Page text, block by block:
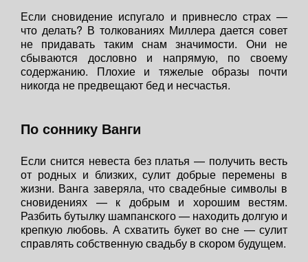
Если сновидение испугало и привнесло страх —
что делать? В толкованиях Миллера дается совет
не придавать таким снам значимости. Они не
сбываются дословно и напрямую, по своему
содержанию. Плохие и тяжелые образы почти
никогда не предвещают бед и несчастья.
По соннику Ванги
Если снится невеста без платья — получить весть
от родных и близких, сулит добрые перемены в
жизни. Ванга заверяла, что свадебные символы в
сновидениях — к добрым и хорошим вестям.
Разбить бутылку шампанского — находить долгую и
крепкую любовь. А схватить букет во сне — сулит
справлять собственную свадьбу в скором будущем.